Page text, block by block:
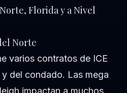
Florida y a Nivel
Norte
varios contratos de ICE
del condado. Las mega